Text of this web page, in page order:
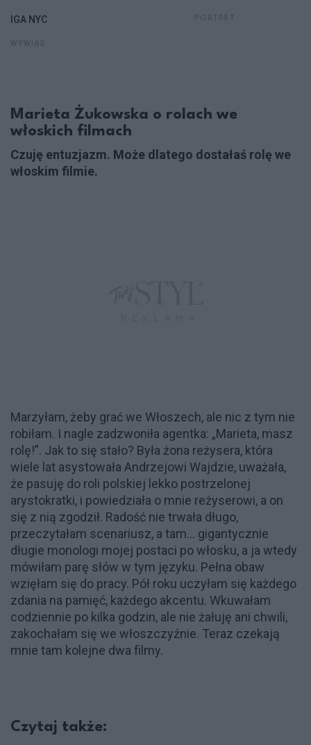
IGA NYC
Marieta Żukowska o rolach we
włoskich filmach
Czuję entuzjazm. Może dlatego dostałaś rolę we
włoskim filmie.
Marzyłam, żeby grać we Włoszech, ale nic z tym nie
robiłam. I nagle zadzwoniła agentka: „Marieta, masz
rolę!”. Jak to się stało? Była żona reżysera, która
wiele lat asystowała Andrzejowi Wajdzie, uważała,
że pasuję do roli polskiej lekko postrzelonej
arystokratki, i powiedziała o mnie reżyserowi, a on
się z nią zgodził. Radość nie trwała długo,
przeczytałam scenariusz, a tam… gigantycznie
długie monologi mojej postaci po włosku, a ja wtedy
mówiłam parę słów w tym języku. Pełna obaw
wzięłam się do pracy. Pół roku uczyłam się każdego
zdania na pamięć, każdego akcentu. Wkuwałam
codziennie po kilka godzin, ale nie żałuję ani chwili,
zakochałam się we włoszczyźnie. Teraz czekają
mnie tam kolejne dwa filmy.
Czytaj także: